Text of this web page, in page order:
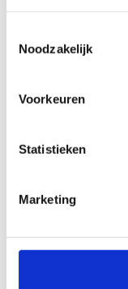
Noodzakelijk
Voorkeuren
Statistieken
Marketing
Jouw beoordeling